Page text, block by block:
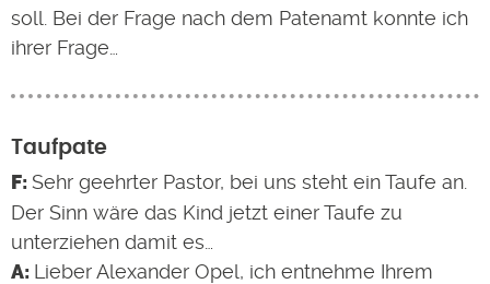
soll. Bei der Frage nach dem Patenamt konnte ich
ihrer Frage…
Taufpate
Sehr geehrter Pastor, bei uns steht ein Taufe an.
Der Sinn wäre das Kind jetzt einer Taufe zu
unterziehen damit es…
Lieber Alexander Opel, ich entnehme Ihrem